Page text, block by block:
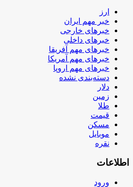
ارز
خبر مهم ایران
خبرهای خارجی
خبرهای داخلی
خبرهای مهم آفریقا
خبرهای مهم آمریکا
خبرهای مهم اروپا
دسته‌بندی نشده
دلار
زمین
طلا
قیمت
مسکن
موبایل
نقره
اطلاعات
ورود